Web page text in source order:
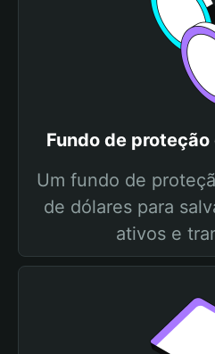
Fundo de
Um fundo de
de dólares para
ativos e